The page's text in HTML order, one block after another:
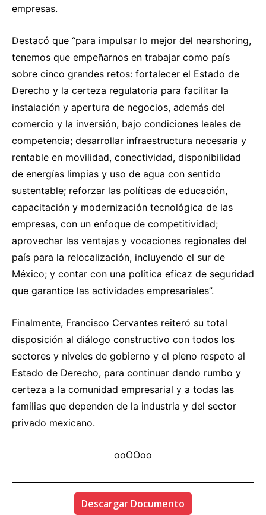
empresas.
Destacó que “para impulsar lo mejor del nearshoring,
tenemos que empeñarnos en trabajar como país
sobre cinco grandes retos: fortalecer el Estado de
Derecho y la certeza regulatoria para facilitar la
instalación y apertura de negocios, además del
comercio y la inversión, bajo condiciones leales de
competencia; desarrollar infraestructura necesaria y
rentable en movilidad, conectividad, disponibilidad
de energías limpias y uso de agua con sentido
sustentable; reforzar las políticas de educación,
capacitación y modernización tecnológica de las
empresas, con un enfoque de competitividad;
aprovechar las ventajas y vocaciones regionales del
país para la relocalización, incluyendo el sur de
México; y contar con una política eficaz de seguridad
que garantice las actividades empresariales”.
Finalmente, Francisco Cervantes reiteró su total
disposición al diálogo constructivo con todos los
sectores y niveles de gobierno y el pleno respeto al
Estado de Derecho, para continuar dando rumbo y
certeza a la comunidad empresarial y a todas las
familias que dependen de la industria y del sector
privado mexicano.
ooOOoo
Descargar Documento